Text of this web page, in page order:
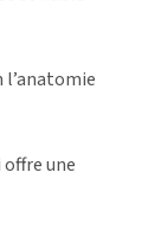
une